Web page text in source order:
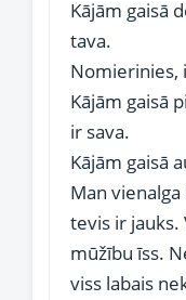
Kājām gaisā
tava.
Nomierinies,
Kājām gaisā
ir sava.
Kājām gaisā
Man
tevis ir jauks.
mūžību īss.
viss labais